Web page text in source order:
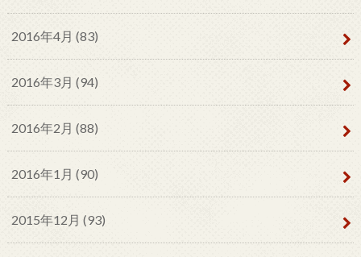
2016年4月 (83)
2016年3月 (94)
2016年2月 (88)
2016年1月 (90)
2015年12月 (93)